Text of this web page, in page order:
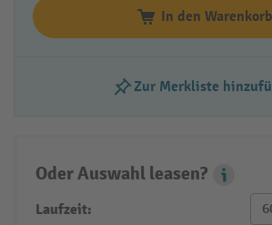
In den Warenkorb
Zur Merkliste
Oder Auswahl leasen?
Leasing
Laufzeit: